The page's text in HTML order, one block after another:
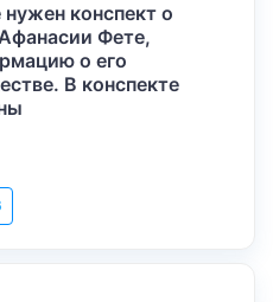
конспект о
Фете,
о его
В конспекте